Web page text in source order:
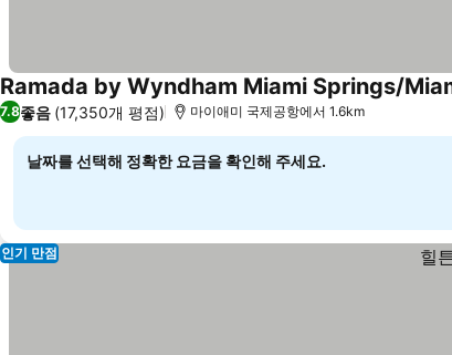
Ramada by Wyndham Miami Springs/
7.8좋음 (17,350개 평점) 마이애미 국제공항에서 1.6km
날짜를 선택해 정확한 요금을 확인해 주세요.
인기 만점